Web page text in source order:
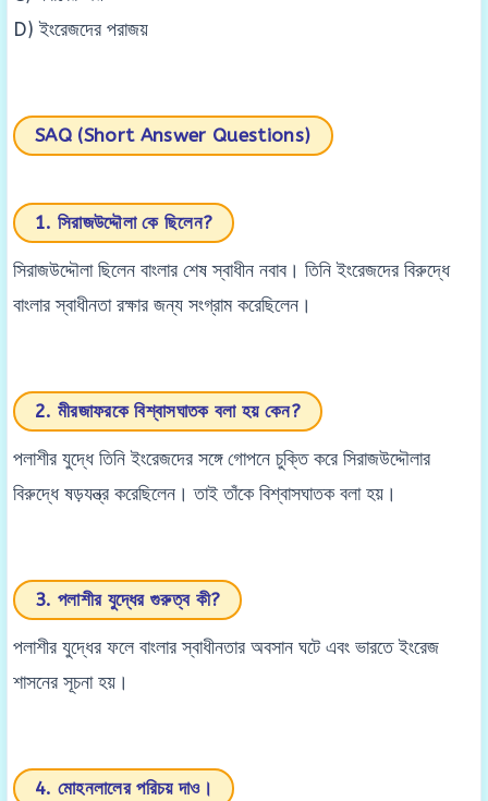
D) ইংরেজদের পরাজয়
SAQ (Short Answer Questions)
1. সিরাজউদ্দৌলা কে ছিলেন?
সিরাজউদ্দৌলা ছিলেন বাংলার শেষ স্বাধীন নবাব। তিনি ইংরেজদের বিরুদ্ধে
বাংলার স্বাধীনতা রক্ষার জন্য সংগ্রাম করেছিলেন।
2. মীরজাফরকে বিশ্বাসঘাতক বলা হয় কেন?
পলাশীর যুদ্ধে তিনি ইংরেজদের সঙ্গে গোপনে চুক্তি করে সিরাজউদ্দৌলার
বিরুদ্ধে ষড়যন্ত্র করেছিলেন। তাই তাঁকে বিশ্বাসঘাতক বলা হয়।
3. পলাশীর যুদ্ধের গুরুত্ব কী?
পলাশীর যুদ্ধের ফলে বাংলার স্বাধীনতার অবসান ঘটে এবং ভারতে ইংরেজ
শাসনের সূচনা হয়।
4. মোহনলালের পরিচয় দাও।